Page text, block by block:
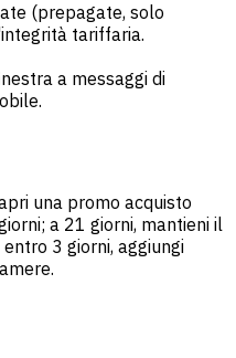
(prepagate, solo
tariffaria.
a messaggi di
una promo acquisto
a 21 giorni, mantieni il
3 giorni, aggiungi